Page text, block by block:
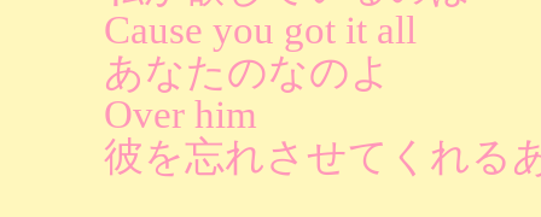
Cause you got it all
あなたのなのよ
Over him
彼を忘れさせてくれる